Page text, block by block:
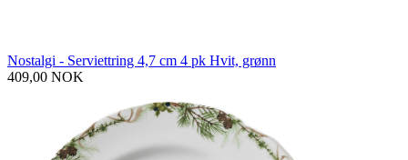
Nostalgi - Serviettring 4,7 cm 4 pk Hvit, grønn
409,00 NOK